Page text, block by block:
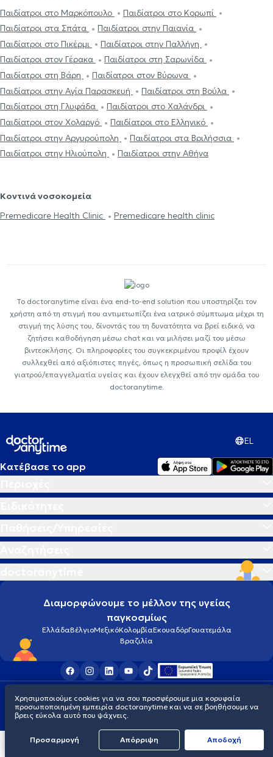
Παιδίατροι στο Μαρκόπουλο
Παιδίατροι στο Κορωπί
Παιδίατροι στα Σπάτα
Παιδίατροι στην Παιανία
Παιδίατροι στο Πικέρμι
Παιδίατροι στην Παλλήνη
Παιδίατροι στον Γέρακα
Παιδίατροι στη Σαρωνίδα
Παιδίατροι στη Βάρη
Παιδίατροι στον Βύρωνα
Παιδίατροι στην Αγία Παρασκευή
Παιδίατροι στη Βούλα
Παιδίατροι στη Γλυφάδα
Παιδίατροι στο Χαλάνδρι
Παιδίατροι στον Χολαργό
Παιδίατροι στο Ελληνικό
Παιδίατροι στην Αργυρούπολη
Παιδίατροι στα Βριλήσσια
Παιδίατροι στην Ηλιούπολη
Παιδίατροι στην Αθήνα
Κοντινά νοσοκομεία
Premedicare Health Clinic
Premedicare health clinic
Το doctoranytime είναι ένα end-to-end solution που υποστηρίζει τον
χρήστη από τη στιγμή που αντιμετωπίζει ένα ιατρικό σύμπτωμα μέχρι τη
στιγμή της λύσης του, δίνοντάς του τη δυνατότητα να βρεί ειδικό, να
ζητήσει καθοδήγηση μέσω chat και να μιλήσει μαζί του μέσω
βιντεοκλήσης. Οι πληροφορίες του συγκεκριμένου προφίλ έχουν
συλλεχθεί από αξιόπιστες πηγές, όπως η προσωπική σελίδα του
γιατρού/επαγγελματία υγείας και έχουν ελεγχθεί από την ομάδα του
doctoranytime.
EL
Κατέβασε το app
Διαμορφώνουμε το μέλλον της υγείας
παγκοσμίως
ΕλλάδαΒέλγιοΜεξικόΚολομβίαΕκουαδόρΓουατεμάλα
Βραζιλία
Οροι χρήσης Cookies Πολιτική προστασίας προσωπικού απορρήτου
© 2026 doctoranytime
Χρησιμοποιούμε cookies για να σου προσφέρουμε μια κορυφαία
προσωποποιημένη εμπειρία doctoranytime και να σε βοηθήσουμε να
βρεις εύκολα αυτό που ψάχνεις.
Προσαρμογή Απόρριψη Aποδοχή